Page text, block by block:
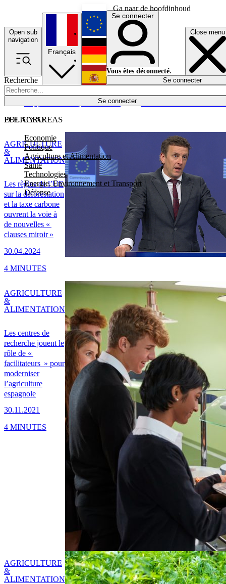
Ga naar de hoofdinhoud
Open sub
navigation
Close menu
Recherche
Se connecter
POLICY AREAS
Economie
Politique
Agriculture et Alimentation
Santé
Technologies
Energie, Environnement et Transport
Défense
Économie
Français
English
Deutsch
Español
Se connecter
Vous êtes déconnecté.
Se connecter
EFE AGRO
Les règles de l’UE
sur la déforestation
et la taxe carbone
ouvrent la voie à
de nouvelles «
clauses miroir »
30.04.2024
AGRICULTURE
&
ALIMENTATION
4 MINUTES
Les centres de
recherche jouent le
rôle de «
facilitateurs » pour
moderniser
l’agriculture
espagnole
30.11.2021
AGRICULTURE
&
ALIMENTATION
4 MINUTES
AGRICULTURE
&
ALIMENTATION